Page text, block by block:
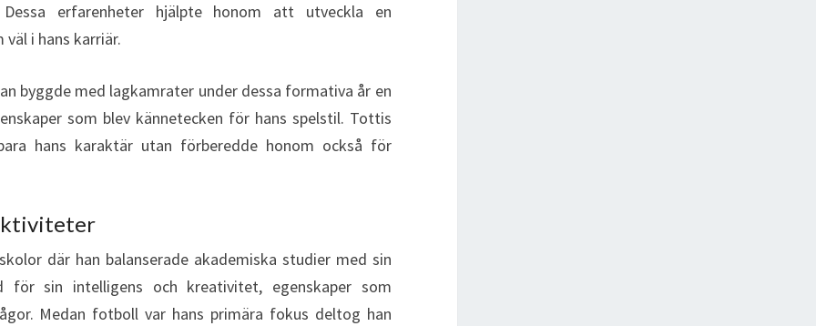
erfarenheter hjälpte honom att utveckla en
i hans karriär.
byggde med lagkamrater under dessa formativa år en
som blev kännetecken för hans spelstil. Tottis
hans karaktär utan förberedde honom också för
där han balanserade akademiska studier med sin
sin intelligens och kreativitet, egenskaper som
Medan fotboll var hans primära fokus deltog han